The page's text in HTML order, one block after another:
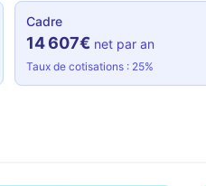
Cadre
14 607€ net par an
Taux de cotisations : 25%